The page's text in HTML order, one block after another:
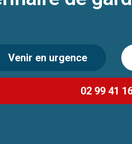
Venir en urgence
02 99 41